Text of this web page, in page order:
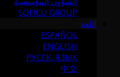
SOFICU GROUP
اللغة
ESPAÑOL
ENGLISH
РУССК. ЯЗЫК
中文